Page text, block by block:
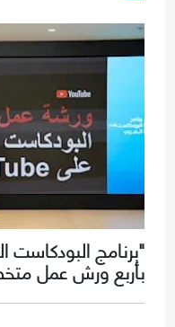
"برنامج البودكاست
بأربع ورش عمل